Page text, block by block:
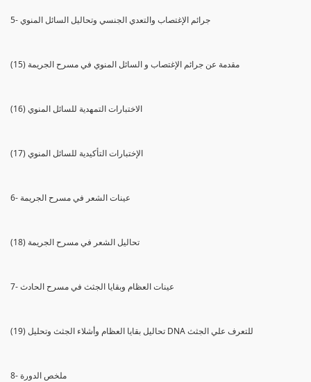
5- جرائم الإغتصاب والتعدي الجنسي وتحاليل السائل المنوي
(15) مقدمة عن جرائم الإغتصاب و السائل المنوي في مسرح الجريمة
(16) الاختبارات التمهدية للسائل المنوي
(17) الإختبارات التأكيدية للسائل المنوي
6- عينات الشعر في مسرح الجريمة
(18) تحاليل الشعر في مسرح الجريمة
7- عينات العظام وبقايا الجثث في مسرح الحادث
(19) تحاليل بقايا العظام وأشلاء الجثث وتحليل DNA للتعرف علي الجثث
8- ملخص الدورة